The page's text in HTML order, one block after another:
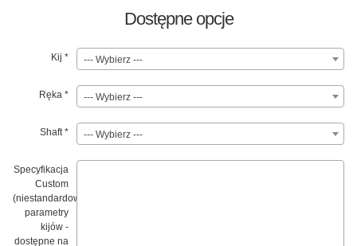
Dostępne opcje
Kij * --- Wybierz ---
Ręka * --- Wybierz ---
Shaft* --- Wybierz ---
Specyfikacja
Custom
(niestandardowe
parametry
kijów -
dostępne na